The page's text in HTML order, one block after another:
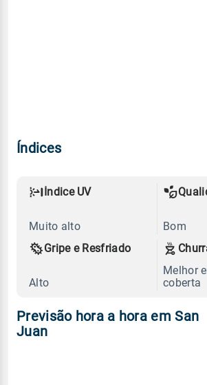
Índices
Índice UV
Muito alto
Bom
Gripe e Resfriado
Alto
Melhor
coberta
Previsão hora a hora em San
Juan